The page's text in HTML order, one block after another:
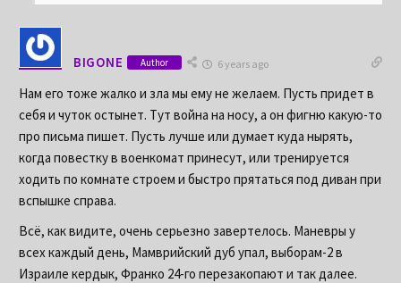
BIGONE Author 6 years ago
Нам его тоже жалко и зла мы ему не желаем. Пусть придет в
себя и чуток остынет. Тут война на носу, а он фигню какую-то
про письма пишет. Пусть лучше или думает куда нырять,
когда повестку в военкомат принесут, или тренируется
ходить по комнате строем и быстро прятаться под диван при
вспышке справа.
Всё, как видите, очень серьезно завертелось. Маневры у
всех каждый день, Мамврийский дуб упал, выборам-2 в
Израиле кердык, Франко 24-го перезакопают и так далее.